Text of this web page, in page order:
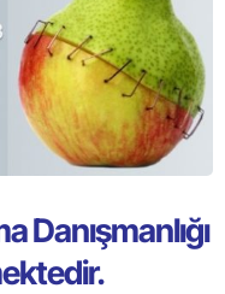
Danışmanlığı